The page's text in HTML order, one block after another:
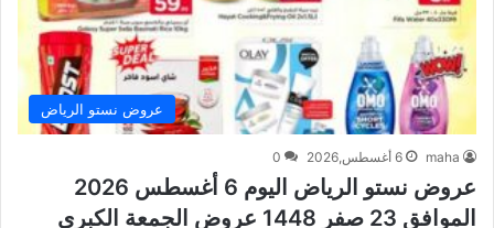
عروض نستو الرياض
maha 6 أغسطس,2026 0
عروض نستو الرياض اليوم 6 أغسطس 2026
الموافق 23 صفر 1448 عروض الجمعة الكبرى